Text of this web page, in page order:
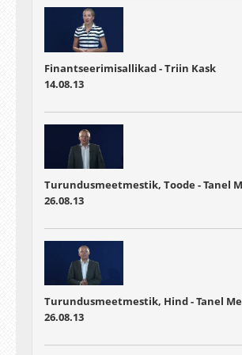
Finantseerimisallikad - Triin Kask
14.08.13
Turundusmeetmestik, Toode - Tanel
26.08.13
Turundusmeetmestik, Hind - Tanel
26.08.13